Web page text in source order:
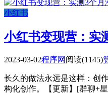
小红书
小红书变现营：实
2023-03-02程序网 阅读(1145)
长久的做法永远是这样：创
构化创作。【更新】[群聊+